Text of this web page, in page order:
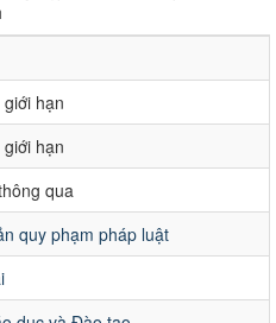
giới hạn
giới hạn
qua
quy phạm pháp luật